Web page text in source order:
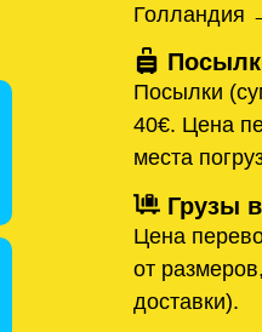
Голландия
Посылки
40€. Цена
места
Грузы
Цена
от
доставки).